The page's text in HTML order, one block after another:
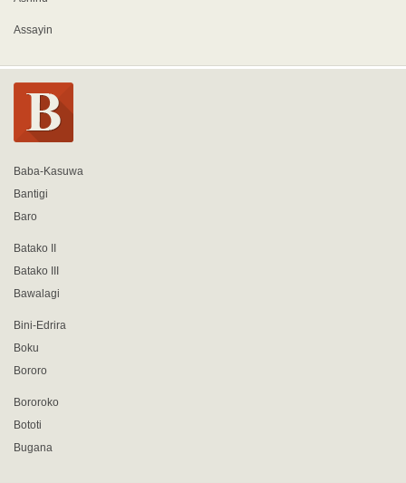
Assayin
Baba-Kasuwa
Bantigi
Baro
Batako II
Batako III
Bawalagi
Bini-Edrira
Boku
Bororo
Bororoko
Bototi
Bugana